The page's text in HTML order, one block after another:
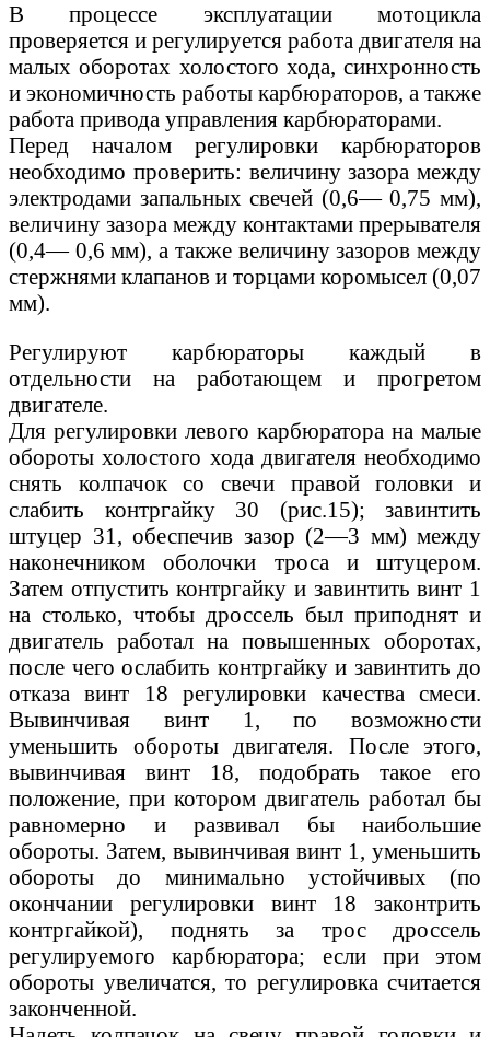
В процессе эксплуатации мотоцикла
проверяется и регулируется работа двигателя на
малых оборотах холостого хода, синхронность
и экономичность работы карбюраторов, а также
работа привода управления карбюраторами.
Перед началом регулировки карбюраторов
необходимо проверить: величину зазора между
электродами запальных свечей (0,6— 0,75 мм),
величину зазора между контактами прерывателя
(0,4— 0,6 мм), а также величину зазоров между
стержнями клапанов и торцами коромысел (0,07
мм).
Регулируют карбюраторы каждый в
отдельности на работающем и прогретом
двигателе.
Для регулировки левого карбюратора на малые
обороты холостого хода двигателя необходимо
снять колпачок со свечи правой головки и
слабить контргайку 30 (рис.15); завинтить
штуцер 31, обеспечив зазор (2—3 мм) между
наконечником оболочки троса и штуцером.
Затем отпустить контргайку и завинтить винт 1
на столько, чтобы дроссель был приподнят и
двигатель работал на повышенных оборотах,
после чего ослабить контргайку и завинтить до
отказа винт 18 регулировки качества смеси.
Вывинчивая винт 1, по возможности
уменьшить обороты двигателя. После этого,
вывинчивая винт 18, подобрать такое его
положение, при котором двигатель работал бы
равномерно и развивал бы наибольшие
обороты. Затем, вывинчивая винт 1, уменьшить
обороты до минимально устойчивых (по
окончании регулировки винт 18 законтрить
контргайкой), поднять за трос дроссель
регулируемого карбюратора; если при этом
обороты увеличатся, то регулировка считается
законченной.